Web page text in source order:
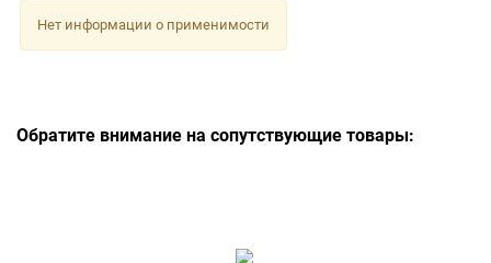
Нет информации о применимости
Обратите внимание на сопутствующие товары: